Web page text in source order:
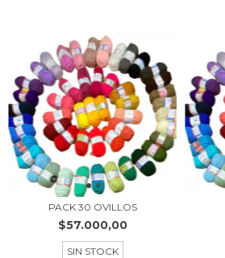
PACK 30 OVILLOS
$57.000,00
SIN STOCK